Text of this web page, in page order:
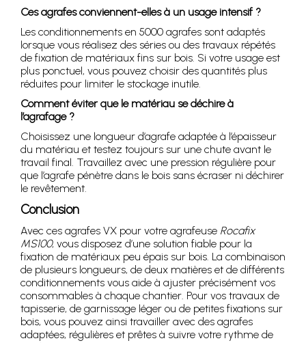
Ces agrafes conviennent-elles à un usage intensif ?
Les conditionnements en 5000 agrafes sont adaptés
lorsque vous réalisez des séries ou des travaux répétés
de fixation de matériaux fins sur bois. Si votre usage est
plus ponctuel, vous pouvez choisir des quantités plus
réduites pour limiter le stockage inutile.
Comment éviter que le matériau se déchire à
l’agrafage ?
Choisissez une longueur d’agrafe adaptée à l’épaisseur
du matériau et testez toujours sur une chute avant le
travail final. Travaillez avec une pression régulière pour
que l’agrafe pénètre dans le bois sans écraser ni déchirer
le revêtement.
Conclusion
Avec ces agrafes VX pour votre agrafeuse Rocafix
MS100, vous disposez d’une solution fiable pour la
fixation de matériaux peu épais sur bois. La combinaison
de plusieurs longueurs, de deux matières et de différents
conditionnements vous aide à ajuster précisément vos
consommables à chaque chantier. Pour vos travaux de
tapisserie, de garnissage léger ou de petites fixations sur
bois, vous pouvez ainsi travailler avec des agrafes
adaptées, régulières et prêtes à suivre votre rythme de